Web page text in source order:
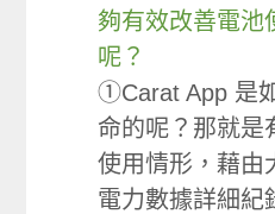
夠有效改善電池
呢？
①Carat App 是
命的呢？那就是
使用情形，藉由
電力數據詳細紀